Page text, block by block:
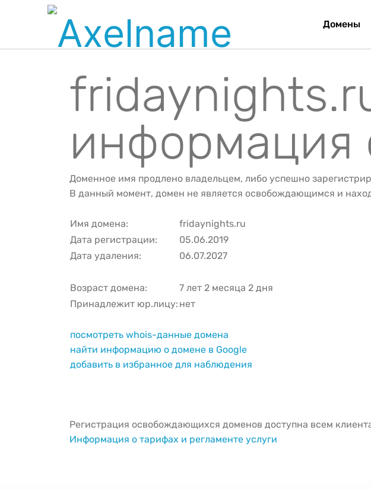
Домены
информация
Доменное имя продлено владельцем, либо успешно
В данный момент, домен не является освобождающимся и
Имя домена:
fridaynights.ru
Дата регистрации:
05.06.2019
Дата удаления:
06.07.2027
Возраст домена:
7 лет 2 месяца 2 дня
Принадлежит юр.лицу: нет
посмотреть whois-данные домена
найти информацию о домене в Google
добавить в избранное для наблюдения
Регистрация освобождающихся доменов доступна всем
Информация о тарифах и регламенте услуги